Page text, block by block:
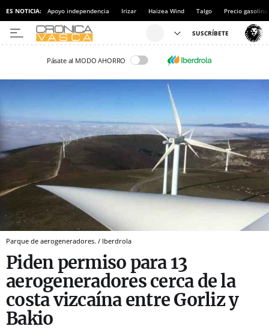
ES NOTICIA: Apoyo independencia Irizar Haizea Wind Talgo Precio gasolina
Pásate al MODO AHORRO
Parque de aerogeneradores. / Iberdrola
Piden permiso para 13
aerogeneradores cerca de la
costa vizcaína entre Gorliz y
Bakio